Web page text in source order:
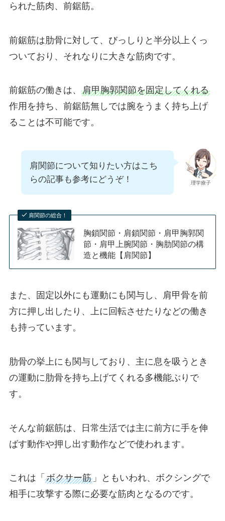
られた筋肉、前鋸筋。
前鋸筋は肋骨に対して、びっしりと半分以上くっ
ついており、それなりに大きな筋肉です。
前鋸筋の働きは、 肩甲胸郭関節を固定してくれる
作用を持ち、前鋸筋無しでは腕をうまく持ち上げ
ることは不可能です。
理学療子
肩関節について知りたい方はこち
らの記事も参考にどうぞ！
肩関節の総合！
胸鎖関節・肩鎖関節・肩甲胸郭関
節・肩甲上腕関節・胸肋関節の構
造と機能【肩関節】
また、固定以外にも運動にも関与し、肩甲骨を前
方に押し出したり、上に回転させたりなどの働き
も持っています。
肋骨の挙上にも関与しており、主に息を吸うとき
の運動に肋骨を持ち上げてくれる多機能ぶりで
す。
そんな前鋸筋は、日常生活では主に前方に手を伸
ばす動作や押し出す動作などで使われます。
これは「 ボクサー筋」ともいわれ、ボクシングで
相手に攻撃する際に必要な筋肉となるのです。